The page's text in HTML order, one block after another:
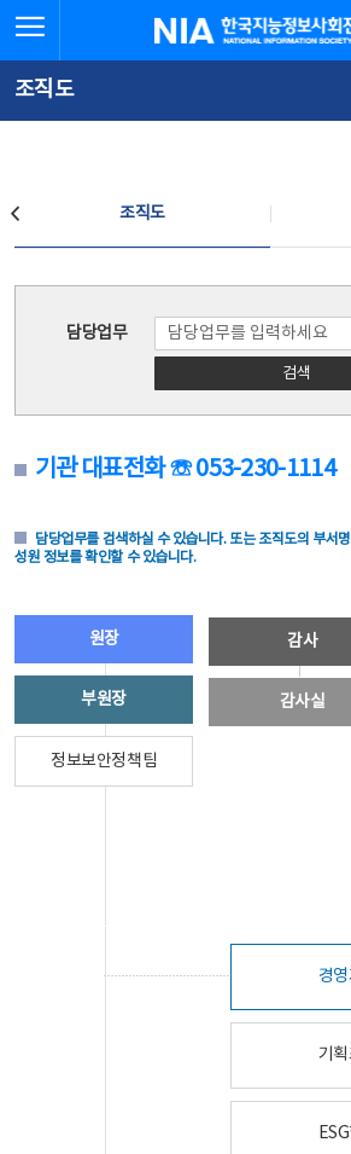
문
로
가
체
뉴
바
가
한국지능정보사회진흥원
조직도
조직도
담당업무
검색
기관 대표전화 ☏ 053-230-1114
담당업무를 검색하실 수 있습니다. 또는 조직도의 부서
성원 정보를 확인할 수 있습니다.
원장
부원장
정보보안정책팀
감사
감사실
경
기